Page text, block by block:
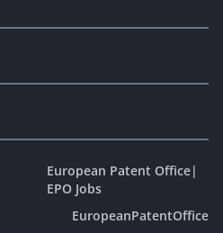
European Patent Office|
EPO Jobs
EuropeanPatentOffice